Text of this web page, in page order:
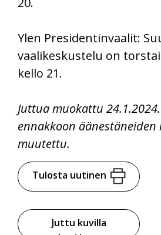
Ylen Presidentinvaalit:
vaalikeskustelu on
kello 21.
Juttua muokattu 24.1.2024
ennakkoon äänestäneiden
muutettu.
Tulosta uutinen
Juttu kuvilla